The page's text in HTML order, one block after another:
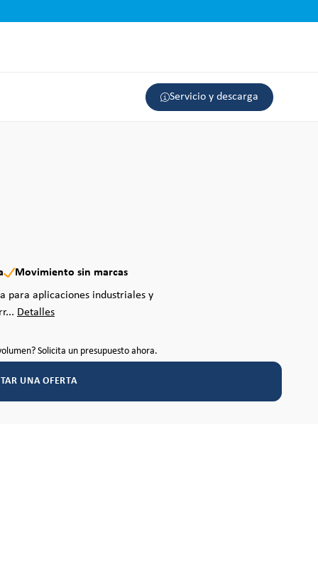
Servicio y descarga
Movimiento sin marcas
para aplicaciones industriales y
Detalles
Solicita un presupuesto ahora.
UNA OFERTA